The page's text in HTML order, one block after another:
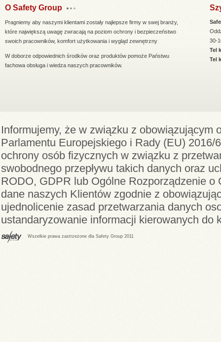
O Safety Group
Pragniemy aby naszymi klientami zostały najlepsze firmy w swej branży,
które największą uwagę zwracają na poziom ochrony i bezpieczeństwo
swoich pracowników, komfort użytkowania i wygląd zewnętrzny
W doborze odpowiednich środków oraz produktów pomoże Państwu
fachowa obsługa i wiedza naszych pracowników.
30-
Tel
Tel
Informujemy, że w związku z obowiązującym
Parlamentu Europejskiego i Rady (EU)
ochrony osób fizycznych w związku z
swobodnego przepływu takich danych oraz
RODO, GDPR lub Ogólne Rozporządzenie
dane naszych Klientów zgodnie z
ujednolicenie zasad przetwarzania danych
ustandaryzowanie informacji kierowanych do
Wszelkie prawa zastrzeżone dla Safety Group 2011